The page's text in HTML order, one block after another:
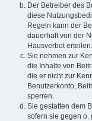
Der Betreiber des
diese
Regeln kann der
dauerhaft von der
Hausverbot erteilen.
Sie nehmen zur
die Inhalte von
die er nicht zur
Benutzerkonto,
sperren.
Sie gestatten dem
sofern sie gegen o.